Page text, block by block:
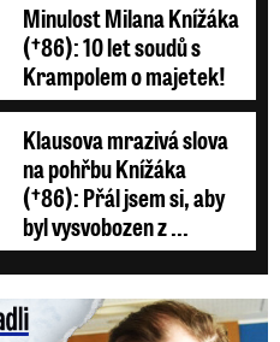
Minulost Milana Knížáka
(†86): 10 let soudů s
Krampolem o majetek!
Klausova mrazivá slova
na pohřbu Knížáka
(†86): Přál jsem si, aby
byl vysvobozen z ...
Soukupa: Krvavá nakládačka